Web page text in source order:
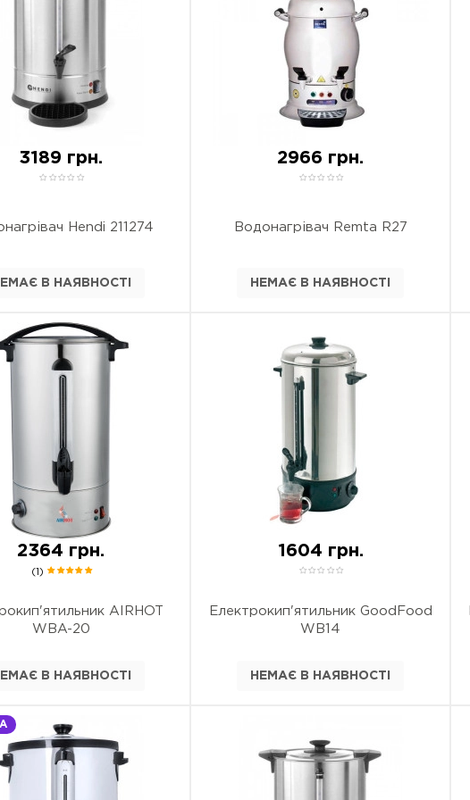
3189 грн.
Hendi 211274
В НАЯВНОСТІ
2966 грн.
Водонагрівач Remta R27
НЕМАЄ В НАЯВНОСТІ
2364 грн.
(1)
AIRHOT
WBA-20
В НАЯВНОСТІ
1604 грн.
Електрокип'ятильник GoodFood
WB14
НЕМАЄ В НАЯВНОСТІ